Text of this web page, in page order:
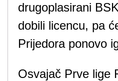
drugoplasirani
dobili licencu, pa
Prijedora ponovo
Osvajač Prve lige